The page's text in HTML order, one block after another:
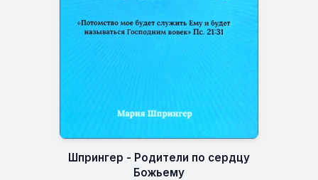
Шпрингер - Родители по сердцу
Божьему